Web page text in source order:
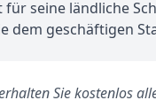
seine ländliche
dem geschäftigen
Sie kostenlos